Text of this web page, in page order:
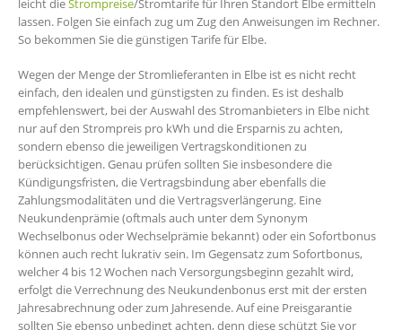
leicht dieStrompreise/Stromtarife für Ihren Standort Elbe ermitteln
lassen. Folgen Sie einfach zug um Zug den Anweisungen im Rechner.
So bekommen Sie die günstigen Tarife für Elbe.
Wegen der Menge der Stromlieferanten in Elbe ist es nicht recht
einfach, den idealen und günstigsten zu finden. Es ist deshalb
empfehlenswert, bei der Auswahl des Stromanbieters in Elbe nicht
nur auf den Strompreis pro kWh und die Ersparnis zu achten,
sondern ebenso die jeweiligen Vertragskonditionen zu
berücksichtigen. Genau prüfen sollten Sie insbesondere die
Kündigungsfristen, die Vertragsbindung aber ebenfalls die
Zahlungsmodalitäten und die Vertragsverlängerung. Eine
Neukundenprämie (oftmals auch unter dem Synonym
Wechselbonus oder Wechselprämie bekannt) oder ein Sofortbonus
können auch recht lukrativ sein. Im Gegensatz zum Sofortbonus,
welcher 4 bis 12 Wochen nach Versorgungsbeginn gezahlt wird,
erfolgt die Verrechnung des Neukundenbonus erst mit der ersten
Jahresabrechnung oder zum Jahresende. Auf eine Preisgarantie
sollten Sie ebenso unbedingt achten, denn diese schützt Sie vor